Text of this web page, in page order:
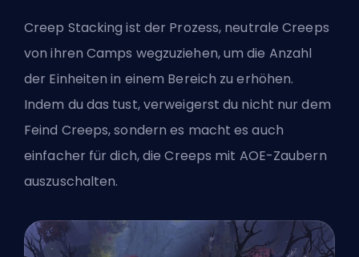
Creep Stacking ist der Prozess, neutrale Creeps
von ihren Camps wegzuziehen, um die Anzahl
der Einheiten in einem Bereich zu erhöhen.
Indem du das tust, verweigerst du nicht nur dem
Feind Creeps, sondern es macht es auch
einfacher für dich, die Creeps mit AOE-Zaubern
auszuschalten.